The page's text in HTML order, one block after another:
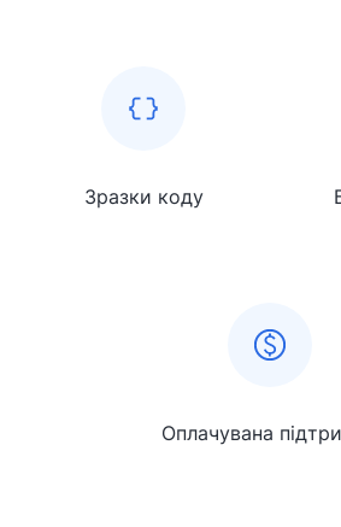
Зразки коду
Оплачувана